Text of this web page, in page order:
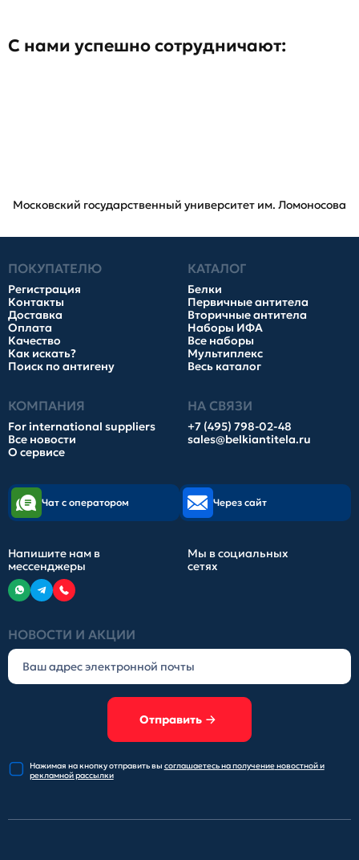
С нами успешно сотрудничают:
Московский государственный университет им. Ломоносова
ПОКУПАТЕЛЮ
Регистрация
Контакты
Доставка
Оплата
Качество
Как искать?
Поиск по антигену
КАТАЛОГ
Белки
Первичные антитела
Вторичные антитела
Наборы ИФА
Все наборы
Мультиплекс
Весь каталог
КОМПАНИЯ
For international suppliers
Все новости
О сервисе
НА СВЯЗИ
+7 (495) 798-02-48
sales@belkiantitela.ru
НОВОСТИ И АКЦИИ
Отправить
Нажимая на кнопку отправитьвы соглашаетесь на получениеновостной и
рекламной рассылки
Чат с оператором Через сайт
Напишите нам в
мессенджеры
Мы в социальных
сетях